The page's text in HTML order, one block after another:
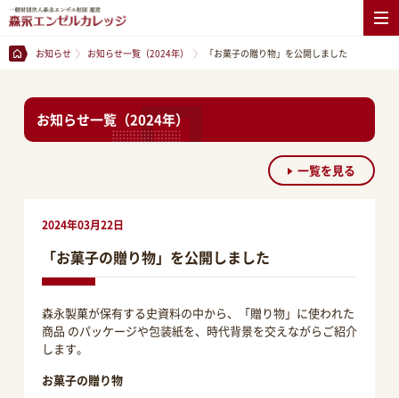
お知らせ お知らせ一覧（2024年） 「お菓子の贈り物」を公開しました
お知らせ一覧（2024年）
一覧を見る
2024年03月22日
「お菓子の贈り物」を公開しました
森永製菓が保有する史資料の中から、「贈り物」に使われた
商品 のパッケージや包装紙を、時代背景を交えながらご紹介
します。
お菓子の贈り物